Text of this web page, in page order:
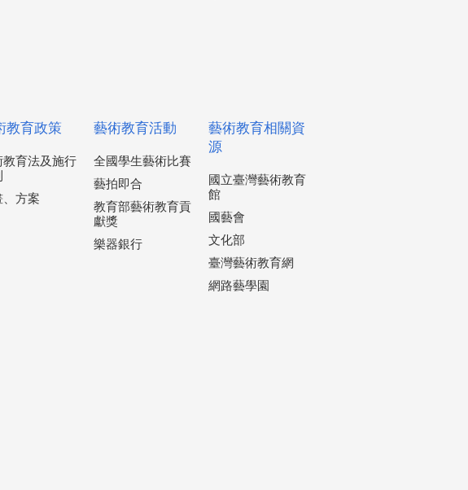
教育政策
教育法及施行
、方案
藝術教育活動
全國學生藝術比賽
藝拍即合
教育部藝術教育貢
獻獎
樂器銀行
藝術教育相關資
源
國立臺灣藝術教育
館
國藝會
文化部
臺灣藝術教育網
網路藝學園